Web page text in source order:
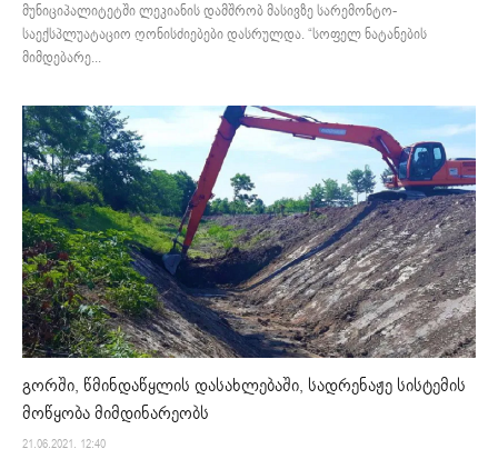
მუნიციპალიტეტში ლეკიანის დამშრობ მასივზე სარემონტო-
საექსპლუატაციო ღონისძიებები დასრულდა. “სოფელ ნატანების
მიმდებარე...
გორში, წმინდაწყლის დასახლებაში, სადრენაჟე სისტემის
მოწყობა მიმდინარეობს
21.06.2021. 12:40